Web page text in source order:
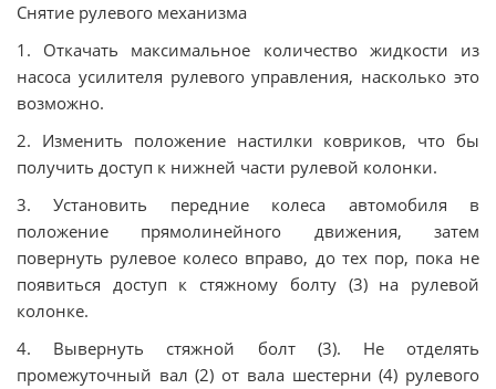
Снятие рулевого механизма
1. Откачать максимальное количество жидкости из
насоса усилителя рулевого управления, насколько это
возможно.
2. Изменить положение настилки ковриков, что бы
получить доступ к нижней части рулевой колонки.
3. Установить передние колеса автомобиля в
положение прямолинейного движения, затем
повернуть рулевое колесо вправо, до тех пор, пока не
появиться доступ к стяжному болту (3) на рулевой
колонке.
4. Вывернуть стяжной болт (3). Не отделять
промежуточный вал (2) от вала шестерни (4) рулевого